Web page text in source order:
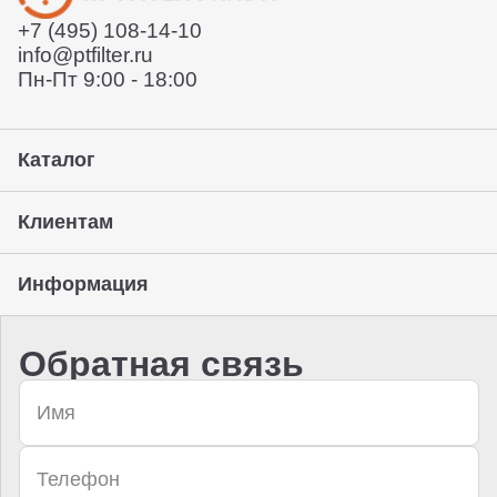
забрать его с нашего склада (самовывоз)
Предоставление гарантии, подписание закрывающих
документов
+7 (495) 108-14-10
info@ptfilter.ru
Пн-Пт 9:00 - 18:00
Каталог
Клиентам
Информация
Обратная связь